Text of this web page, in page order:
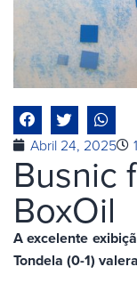
Abril 24, 2025
Busnic
BoxOil
A excelente
Tondela (0-1)